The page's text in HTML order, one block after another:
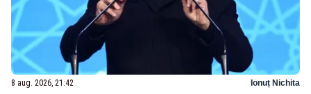
8 aug. 2026, 21:42 Ionuț Nichita